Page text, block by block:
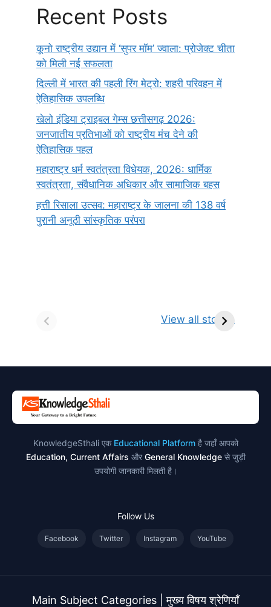
Recent Posts
कूनो राष्ट्रीय उद्यान में ‘सुपर मॉम’ ज्वाला: प्रोजेक्ट चीता
को मिली नई सफलता
दिल्ली में भारत की पहली रिंग मेट्रो: शहरी परिवहन में
ऐतिहासिक उपलब्धि
खेलो इंडिया ट्राइबल गेम्स छत्तीसगढ़ 2026:
जनजातीय प्रतिभाओं को राष्ट्रीय मंच देने की
ऐतिहासिक पहल
महाराष्ट्र धर्म स्वतंत्रता विधेयक, 2026: धार्मिक
स्वतंत्रता, संवैधानिक अधिकार और सामाजिक बहस
हत्ती रिसाला उत्सव: महाराष्ट्र के जालना की 138 वर्ष
पुरानी अनूठी सांस्कृतिक परंपरा
View all stories
किसे कहते है?
ज्योतिर्लिंग | नाम,
KnowledgeSthali एक Educational Platformहै जहाँ आपको
Education, Current Affairs और General Knowledgeसे जुड़ी
उपयोगी जानकारी मिलती है।
Follow Us
Facebook Twitter Instagram YouTube
Main Subject Categories | मुख्य विषय श्रेणियाँ